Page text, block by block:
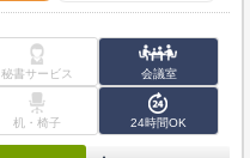
秘書サービス 会議室
机・椅子 24時間OK